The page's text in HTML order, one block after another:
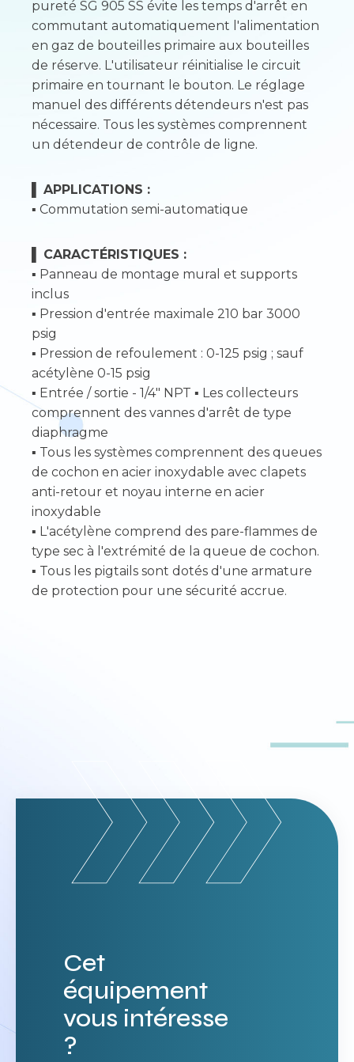
pureté SG 905 SS évite les temps d'arrêt en
commutant automatiquement l'alimentation
en gaz de bouteilles primaire aux bouteilles
de réserve. L'utilisateur réinitialise le circuit
primaire en tournant le bouton. Le réglage
manuel des différents détendeurs n'est pas
nécessaire. Tous les systèmes comprennent
un détendeur de contrôle de ligne.
APPLICATIONS :
▪ Commutation semi-automatique
CARACTÉRISTIQUES :
▪ Panneau de montage mural et supports
inclus
▪ Pression d'entrée maximale 210 bar 3000
psig
▪ Pression de refoulement : 0-125 psig ; sauf
acétylène 0-15 psig
▪ Entrée / sortie - 1/4" NPT ▪ Les collecteurs
comprennent des vannes d'arrêt de type
diaphragme
▪ Tous les systèmes comprennent des queues
de cochon en acier inoxydable avec clapets
anti-retour et noyau interne en acier
inoxydable
▪ L'acétylène comprend des pare-flammes de
type sec à l'extrémité de la queue de cochon.
▪ Tous les pigtails sont dotés d'une armature
de protection pour une sécurité accrue.
Cet
équipement
vous intéresse
?